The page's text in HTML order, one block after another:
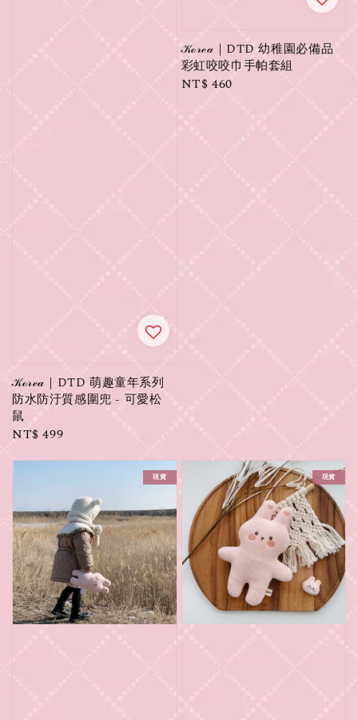
𝒦ℴ𝓇ℯ𝒶｜DTD 萌趣童年系列
防水防汙質感圍兜 - 可愛松
鼠
Regular
NT$ 499
𝒦ℴ𝓇ℯ𝒶｜DTD 幼稚園必備品
彩虹咬咬巾手帕套組
Regular
NT$ 460
現貨 現貨